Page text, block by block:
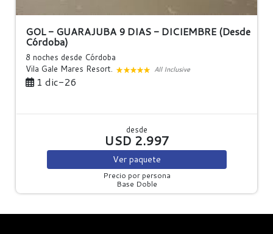
GOL - GUARAJUBA 9 DIAS - DICIEMBRE (Desde
Córdoba)
8 noches desde Córdoba
Vila Gale Mares Resort.
All Inclusive
1 dic-26
desde
USD 2.997
Ver paquete
Precio por persona
Base Doble